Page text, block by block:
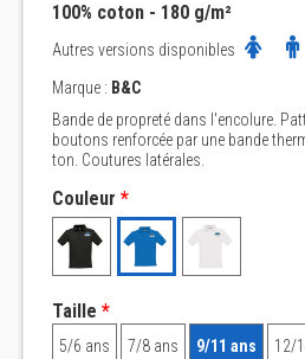
100% coton - 180 g/m²
Autres versions disponibles
Marque : B&C
Bande de propreté dans l'encolure.
boutons renforcée par une bande
ton. Coutures latérales.
Couleur *
Taille *
5/6 ans 7/8 ans 9/11 ans
12/